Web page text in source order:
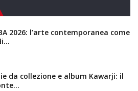
2026: l’arte contemporanea come
da collezione e album Kawarji: il